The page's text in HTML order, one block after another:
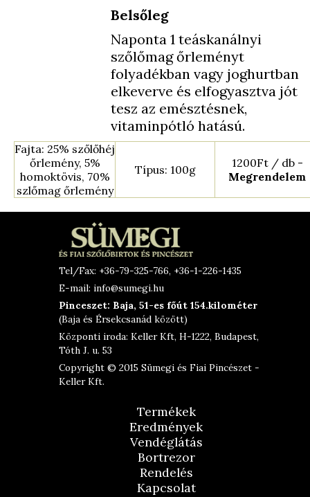
Belsőleg
Naponta 1 teáskanálnyi
szőlőmag őrleményt
folyadékban vagy joghurtban
elkeverve és elfogyasztva jót
tesz az emésztésnek,
vitaminpótló hatású.
Fajta: 25% szőlőhéj
őrlemény, 5%
homoktövis, 70%
szlőmag őrlemény
Típus: 100g
1200Ft / db -
Megrendelem
Tel/Fax: +36-79-325-766, +36-1-226-1435
E-mail: info@sumegi.hu
Pinceszet: Baja, 51-es főút 154.kilométer
(Baja és Érsekcsanád között)
Központi iroda: Keller Kft, H-1222, Budapest,
Tóth J. u. 53
Copyright © 2015 Sümegi és Fiai Pincészet -
Keller Kft.
Termékek
Eredmények
Vendéglátás
Bortrezor
Rendelés
Kapcsolat